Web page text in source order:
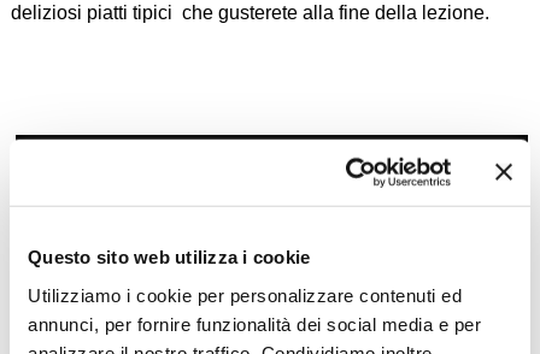
Questo sito web utilizza i cookie
Utilizziamo i cookie per personalizzare contenuti ed
annunci, per fornire funzionalità dei social media e per
deliziosi piatti tipici che gusterete alla fine della lezione.